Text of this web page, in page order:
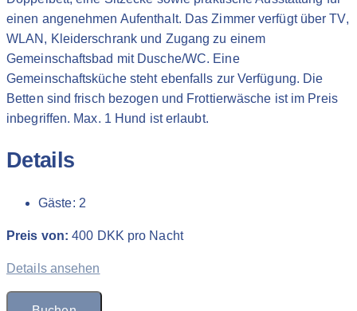
einen angenehmen Aufenthalt. Das Zimmer verfügt über TV,
WLAN, Kleiderschrank und Zugang zu einem
Gemeinschaftsbad mit Dusche/WC. Eine
Gemeinschaftsküche steht ebenfalls zur Verfügung. Die
Betten sind frisch bezogen und Frottierwäsche ist im Preis
inbegriffen. Max. 1 Hund ist erlaubt.
Details
Gäste: 2
Preis von: 400 DKK pro Nacht
Details ansehen